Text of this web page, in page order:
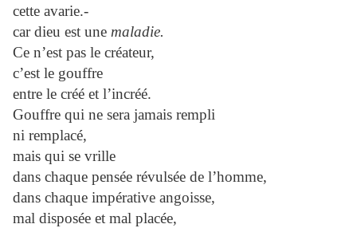
cette avarie.-
car dieu est une maladie.
Ce n’est pas le créateur,
c’est le gouffre
entre le créé et l’incréé.
Gouffre qui ne sera jamais rempli
ni remplacé,
mais qui se vrille
dans chaque pensée révulsée de l’homme,
dans chaque impérative angoisse,
mal disposée et mal placée,